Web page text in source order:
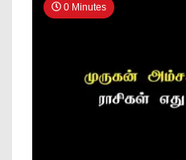
0 Minutes